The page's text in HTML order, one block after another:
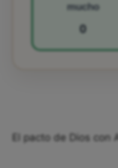
mucho
0
El pacto de Dios con